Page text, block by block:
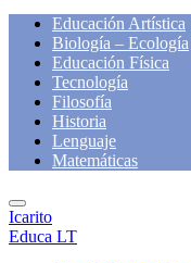
Educación Artística
Biología – Ecología
Educación Física
Tecnología
Filosofía
Historia
Lenguaje
Matemáticas
Icarito
Educa LT